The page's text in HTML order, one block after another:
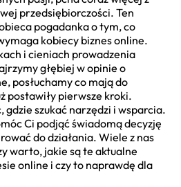
przedsiębiorczości. Ten
pogadanka o tym, co
kobiecy biznes online.
i cieniach prowadzenia
głębiej w opinie o
posłuchamy co mają do
postawiły pierwsze kroki.
gdzie szukać narzędzi i wsparcia.
Ci podjąć świadomą decyzję
do działania. Wiele z nas
warto, jakie są te aktualne
online i czy to naprawdę dla